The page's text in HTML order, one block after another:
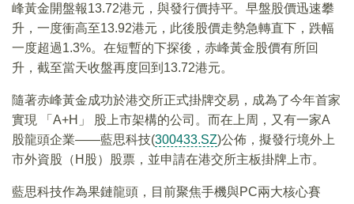
峰黃金開盤報13.72港元，與發行價持平。早盤股價迅速攀
升，一度衝高至13.92港元，此後股價走勢急轉直下，跌幅
一度超過1.3%。在短暫的下探後，赤峰黃金股價有所回
升，截至當天收盤再度回到13.72港元。
隨著赤峰黃金成功於港交所正式掛牌交易，成為了今年首家
實現 「A+H」 股上市架構的公司。而在上周，又有一家A
股龍頭企業——藍思科技(300433.SZ)公佈，擬發行境外上
市外資股（H股）股票，並申請在港交所主板掛牌上市。
藍思科技作為果鏈龍頭，目前聚焦手機與PC兩大核心賽